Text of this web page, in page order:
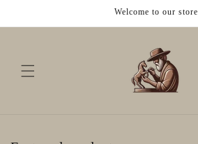
al contenido
Welcome to our store